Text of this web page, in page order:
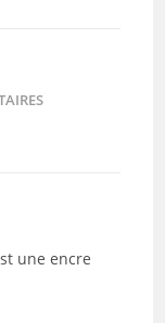
une encre